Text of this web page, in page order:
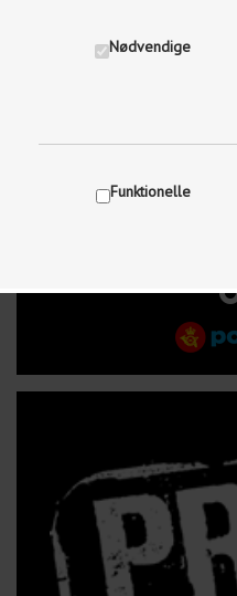
Nødvendige
Funktionelle
FRI FRAGT